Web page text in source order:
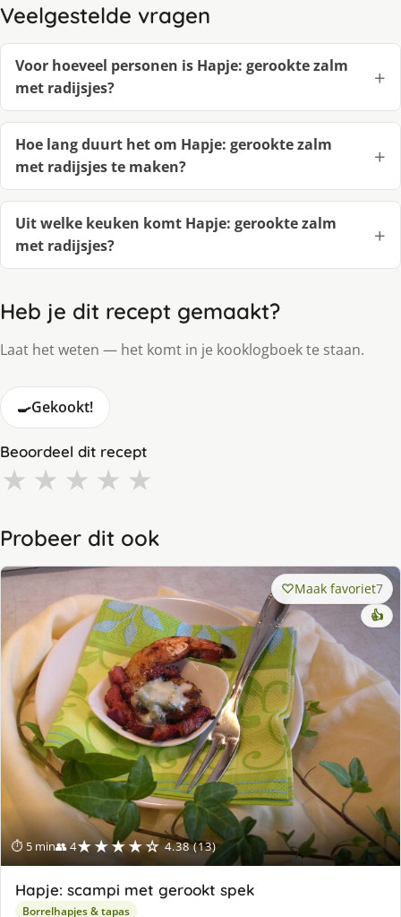
Veelgestelde vragen
Voor hoeveel personen is Hapje: gerookte zalm
met radijsjes?
Hoe lang duurt het om Hapje: gerookte zalm
met radijsjes te maken?
Uit welke keuken komt Hapje: gerookte zalm
met radijsjes?
Heb je dit recept gemaakt?
Laat het weten — het komt in je kooklogboek te staan.
🍳Gekookt!
Beoordeel dit recept
★ ★ ★ ★ ★
Probeer dit ook
⏱ 5 min👥 4★★★★☆ 4.38 (13)
Maak favoriet7
👍
Hapje: scampi met gerookt spek
Borrelhapjes & tapas